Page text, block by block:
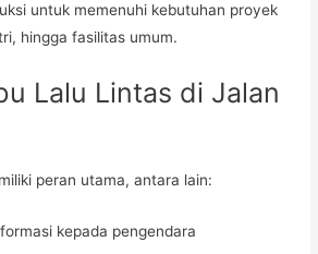
untuk memenuhi kebutuhan proyek
hingga fasilitas umum.
Lalu Lintas di Jalan
peran utama, antara lain:
kepada pengendara